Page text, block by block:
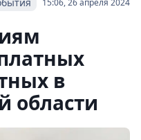
15:06, 26 апреля 2024
в
области